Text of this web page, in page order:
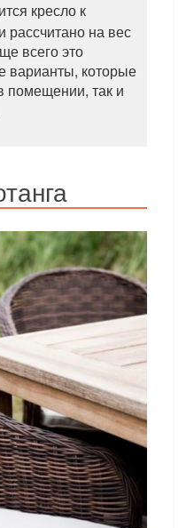
кресло к
рассчитано на вес
всего это
варианты, которые
помещении, так и